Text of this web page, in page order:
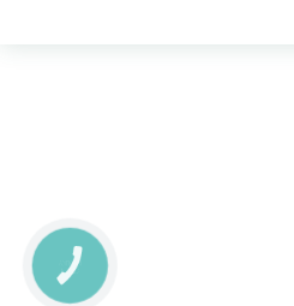
КНОПКА
СВЯЗИ